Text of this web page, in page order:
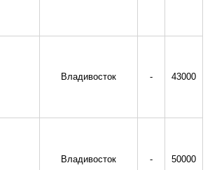
Владивосток - 43000
Владивосток - 50000